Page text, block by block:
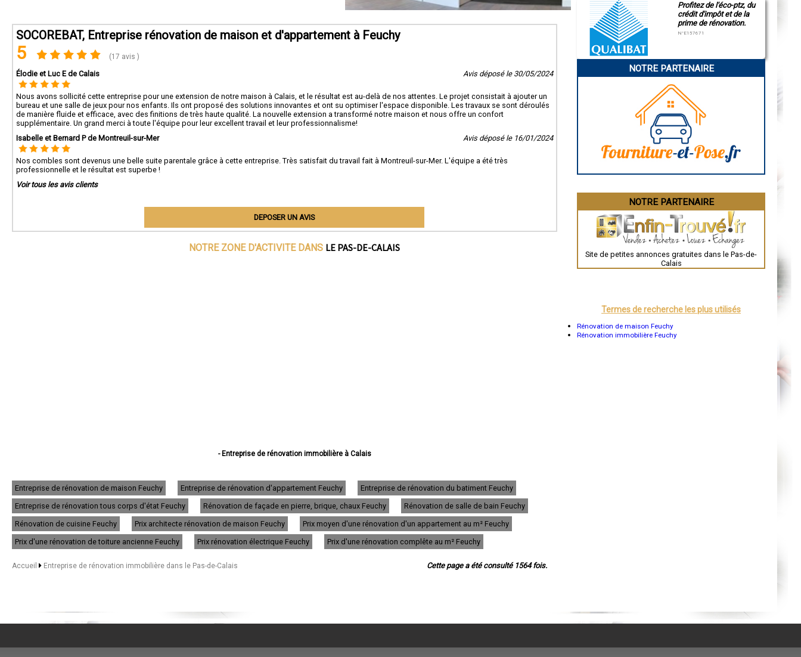
SOCOREBAT, Entreprise rénovation de maison et d'appartement à Feuchy
5 (17 avis )
Élodie et Luc E de Calais Avis déposé le 30/05/2024
Nous avons sollicité cette entreprise pour une extension de notre maison à Calais, et le résultat est au-delà de nos attentes. Le projet consistait à ajouter un
bureau et une salle de jeux pour nos enfants. Ils ont proposé des solutions innovantes et ont su optimiser l'espace disponible. Les travaux se sont déroulés
de manière fluide et efficace, avec des finitions de très haute qualité. La nouvelle extension a transformé notre maison et nous offre un confort
supplémentaire. Un grand merci à toute l'équipe pour leur excellent travail et leur professionnalisme!
Isabelle et Bernard P de Montreuil-sur-Mer
Avis déposé le 16/01/2024
Nos combles sont devenus une belle suite parentale grâce à cette entreprise. Très satisfait du travail fait à Montreuil-sur-Mer. L'équipe a été très
professionnelle et le résultat est superbe !
Voir tous les avis clients
DEPOSER UN AVIS
NOTRE ZONE D'ACTIVITE DANS LE PAS-DE-CALAIS
- Entreprise de rénovation immobilière à Calais
- Entreprise de rénovation immobilière à Lens
- Entreprise de rénovation immobilière à Liévin
- Entreprise de rénovation immobilière à Béthune
- Entreprise de rénovation immobilière à Hénin-Beaumont
- Entreprise de rénovation immobilière à Bruay-la-Buissière
- Entreprise de rénovation immobilière à Avion
- Entreprise de rénovation immobilière à Carvin
- Entreprise de rénovation immobilière à Berck
- Entreprise de rénovation immobilière à Nœux-les-Mines
- Entreprise de rénovation immobilière à Saint-Martin-Boulogne
Entreprise de rénovation de maison Feuchy Entreprise de rénovation d'appartement Feuchy
Entreprise de rénovation du batiment Feuchy
Entreprise de rénovation tous corps d'état Feuchy
Rénovation de façade en pierre, brique, chaux Feuchy
Rénovation de salle de bain Feuchy
Rénovation de cuisine Feuchy
Prix architecte rénovation de maison Feuchy
Prix moyen d'une rénovation d'un appartement au m² Feuchy
Prix d'une rénovation de toiture ancienne Feuchy
Prix rénovation électrique Feuchy Prix d'une rénovation complête au m² Feuchy
Cette page a été consulté 1564 fois.
Accueil Entreprise de rénovation immobilière dans le Pas-de-Calais
Montluçon
Manosque
Gap
Charleville-Mézières
Pamiers
Narbonne
Brive-la-Gaillarde
Guéret
Besançon
Évreux
Chartres
Nîmes
Auch
Grenoble
Mont-de-Marsan
Blois
Le Mans
Chambéry
Le Havre
Profitez de l'éco-ptz, du
crédit d'impôt et de la
prime de rénovation.
N°E157671
NOTRE PARTENAIRE
NOTRE PARTENAIRE
Site de petites annonces gratuites dans le Pas-de-
Calais
Termes de recherche les plus utilisés
Rénovation de maison Feuchy
Rénovation immobilière Feuchy